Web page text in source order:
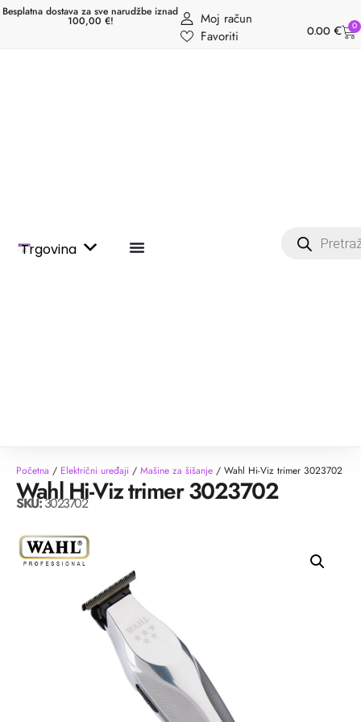
Besplatna dostava za sve narudžbe iznad
100,00 €!
Moj račun
Favoriti
0.00 € 0
Trgovina
Početna / Električni uređaji / Mašine za šišanje / Wahl Hi-Viz trimer 3023702
Wahl Hi-Viz trimer 3023702
SKU:3023702